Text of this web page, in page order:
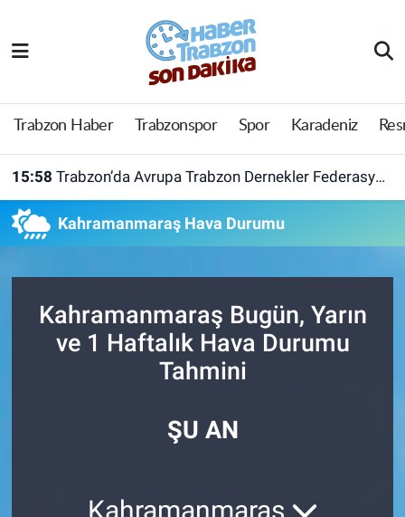
Trabzon Haber Trabzonspor Spor Karadeniz
15:58 Trabzon’da Avrupa Trabzon Dernekler Federasyonu açıldı
Kahramanmaraş Hava Durumu
Kahramanmaraş Bugün, Yarın
ve 1 Haftalık Hava Durumu
Tahmini
ŞU AN
Kahramanmaraş
Trabzon Haber
Trabzonspor
Yazarlar
Perde Arkası
Trabzon Nöbetçi Eczaneler
Trabzon Hava Durumu
Tüm Manşetler
Son Dakika Haberleri